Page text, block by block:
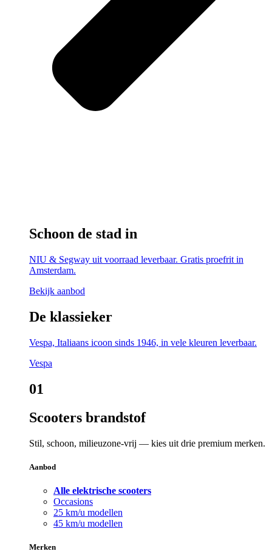
Schoon de stad in
NIU & Segway uit voorraad leverbaar. Gratis proefrit in
Amsterdam.
Bekijk aanbod
De klassieker
Vespa, Italiaans icoon sinds 1946, in vele kleuren leverbaar.
Vespa
01
Scooters brandstof
Stil, schoon, milieuzone-vrij — kies uit drie premium merken.
Aanbod
Alle elektrische scooters
Occasions
25 km/u modellen
45 km/u modellen
Merken